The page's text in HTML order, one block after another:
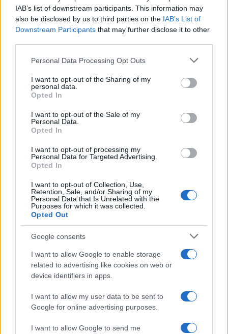
IAB’s list of downstream participants. This information may
also be disclosed by us to third parties on the IAB’s List of
Downstream Participants that may further disclose it to other
Please note that this website/app uses one or more Google
not limited to your visit or usage behaviour. You may click to
grant or deny consent to Google and its third-party tags to
use your data for below specified purposes in below Google
consent section.
Personal Data Processing Opt Outs
I want to opt-out of the Sharing of my
personal data.
Opted In
I want to opt-out of the Sale of my
Personal Data.
Opted In
I want to opt-out of processing my
Personal Data for Targeted Advertising.
Opted In
I want to opt-out of Collection, Use,
Retention, Sale, and/or Sharing of my
Personal Data that Is Unrelated with the
Purposes for which it was collected.
Opted Out
Google consents
I want to allow Google to enable storage
related to advertising like cookies on web or
device identifiers in apps.
I want to allow my user data to be sent to
Google for online advertising purposes.
I want to allow Google to send me
La biografía de Clay Virtue, trabajador que murió…
GENTE
El notable cambio físico de Isabel Díaz
Ayuso
En su regreso al trabajo al frente de…
GENTE